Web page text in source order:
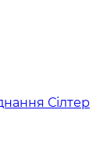
Сілтер